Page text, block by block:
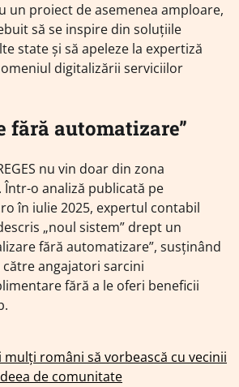
un proiect de asemenea amploare,
să se inspire din soluțiile
state și să apeleze la expertiză
digitalizării serviciilor
fără automatizare”
nu vin doar din zona
o analiză publicată pe
în iulie 2025, expertul contabil
„noul sistem” drept un
fără automatizare”, susținând
angajatori sarcini
fără a le oferi beneficii
mulți români să vorbească cu vecinii
de comunitate